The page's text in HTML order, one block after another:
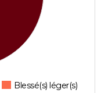
Blessé(s) léger(s)